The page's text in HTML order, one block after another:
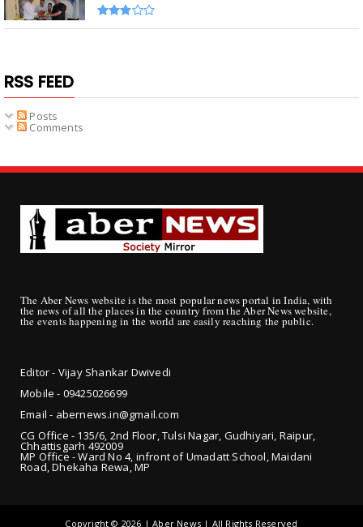
RSS FEED
Posts
Comments
The Aber News website is the most popular news portal in India, with
the news of all the places in the country from the Aber News website,
the events happening in the world are easily reaching the public.
Editor - Vijay Shankar Dwivedi
Mobile - 09425026699
Email - abernews.in@gmail.com
CG Office - 135/6, 2nd Floor, Tulsi Nagar, Gudhiyari, Raipur,
Chhattisgarh 492009
MP Office - Ward No 4, infront of Umadatt School, Maidani
Road, Dhekaha Rewa, MP
Copyright © 2026 | Aber News | All Rights Reserved